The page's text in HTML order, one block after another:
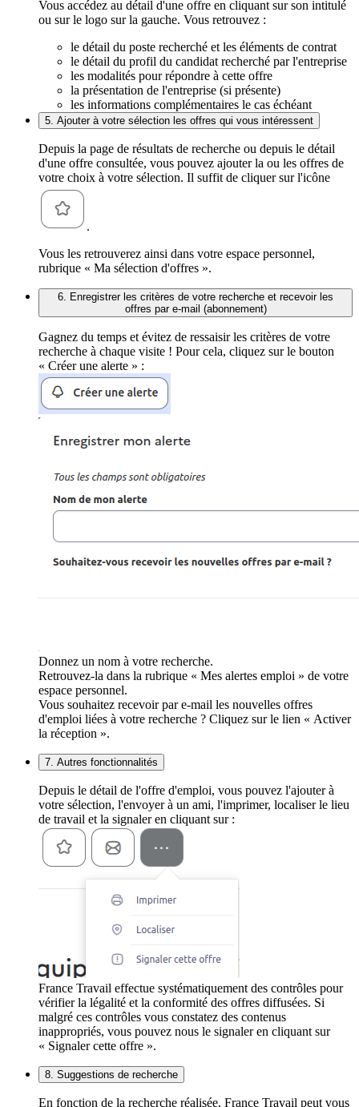
Vous accédez au détail d'une offre en cliquant sur son intitulé
ou sur le logo sur la gauche. Vous retrouvez :
le détail du poste recherché et les éléments de contrat
le détail du profil du candidat recherché par l'entreprise
les modalités pour répondre à cette offre
la présentation de l'entreprise (si présente)
les informations complémentaires le cas échéant
5. Ajouter à votre sélection les offres qui vous intéressent
Depuis la page de résultats de recherche ou depuis le détail
d'une offre consultée, vous pouvez ajouter la ou les offres de
votre choix à votre sélection. Il suffit de cliquer sur l'icône
.
Vous les retrouverez ainsi dans votre espace personnel,
rubrique « Ma sélection d'offres ».
6. Enregistrer les critères de votre recherche et recevoir les
offres par e-mail (abonnement)
Gagnez du temps et évitez de ressaisir les critères de votre
recherche à chaque visite ! Pour cela, cliquez sur le bouton
« Créer une alerte » :
Donnez un nom à votre recherche.
Retrouvez-la dans la rubrique « Mes alertes emploi » de votre
espace personnel.
Vous souhaitez recevoir par e-mail les nouvelles offres
d'emploi liées à votre recherche ? Cliquez sur le lien « Activer
la réception ».
7. Autres fonctionnalités
Depuis le détail de l'offre d'emploi, vous pouvez l'ajouter à
votre sélection, l'envoyer à un ami, l'imprimer, localiser le lieu
de travail et la signaler en cliquant sur :
France Travail effectue systématiquement des contrôles pour
vérifier la légalité et la conformité des offres diffusées. Si
malgré ces contrôles vous constatez des contenus
inappropriés, vous pouvez nous le signaler en cliquant sur
« Signaler cette offre ».
8. Suggestions de recherche
En fonction de la recherche réalisée, France Travail peut vous